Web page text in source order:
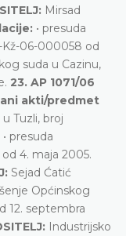
Mirsad
• presuda
Kž-06-000058 od
suda u Cazinu,
23. AP 1071/06
akti/predmet
Tuzli, broj
presuda
4. maja 2005.
Sejad Ćatić
Općinskog
12. septembra
Industrijsko